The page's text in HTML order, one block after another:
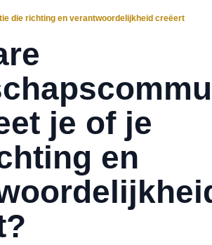
die richting en verantwoordelijkheid creëert
je of je
en